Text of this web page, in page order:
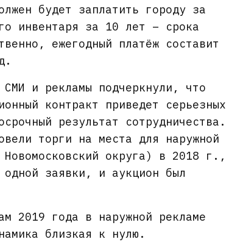
будет заплатить городу за
инвентаря за 10 лет – срока
ежегодный платёж составит
и рекламы подчеркнули, что
контракт приведет серьезных
результат сотрудничества.
торги на места для наружной
округа) в 2018 г.,
заявки, и аукцион был
2019 года в наружной рекламе
близкая к нулю.